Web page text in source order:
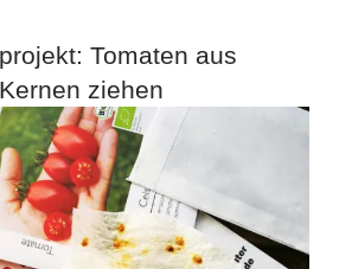
Tomaten aus
ziehen